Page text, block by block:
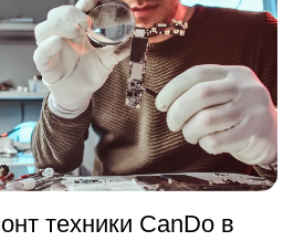
техники CanDo в